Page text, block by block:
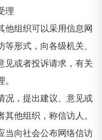
理
组织可以采用信息网
形式，向各级机关、
见或者投诉请求，有关
况，提出建议、意见或
他组织，称信访人。
向社会公布网络信访